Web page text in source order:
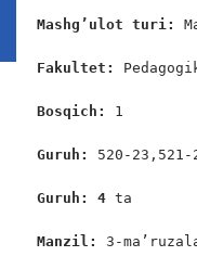
Mashg’ulot turi:
Fakultet:
Bosqich: 1
Guruh: 520-
Guruh: 4 ta
Manzil: 3-